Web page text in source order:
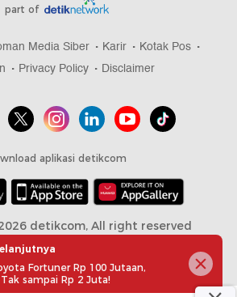
part of
Media Siber Karir
Kotak Pos
Privacy Policy Disclaimer
aplikasi detikcom
detikcom, All right reserved
Fortuner Rp 100 Jutaan,
sampai Rp 2 Juta!